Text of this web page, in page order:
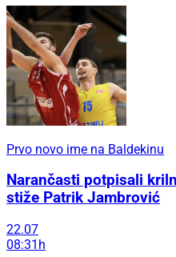
Prvo novo ime na Baldekinu
Narančasti potpisali
stiže Patrik Jambrović
22.07
08:31h